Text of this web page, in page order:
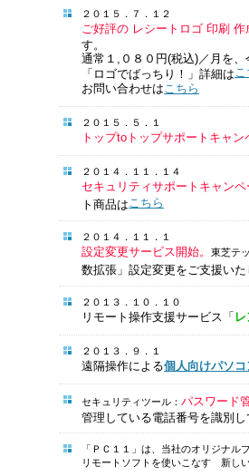
２０１５．７．１２
ご好評の レシートロゴ 印刷 作
す。
通常１,０８０円(税込)／月を
「ロゴでばっちり！」詳細はこ
お問い合わせはこちら
２０１５．５．１
トップtoトップサポートキャン
２０１４．１１．１４
セキュリティサポートキャンペ
ト商品はこちら
２０１４．１１．１
設定変更サービス開始。 東芝テ
数拡張」設定変更をご支援い
２０１３．１０．１０
リモート操作支援サービス「
２０１３．９．１
遠隔操作による個人向けパソ
セキュリティツール： パスワード
管理している電話番号を識別し
「ＰＣ１１」は、当社のオリジナル
リモートソフトを使いこなす 新し